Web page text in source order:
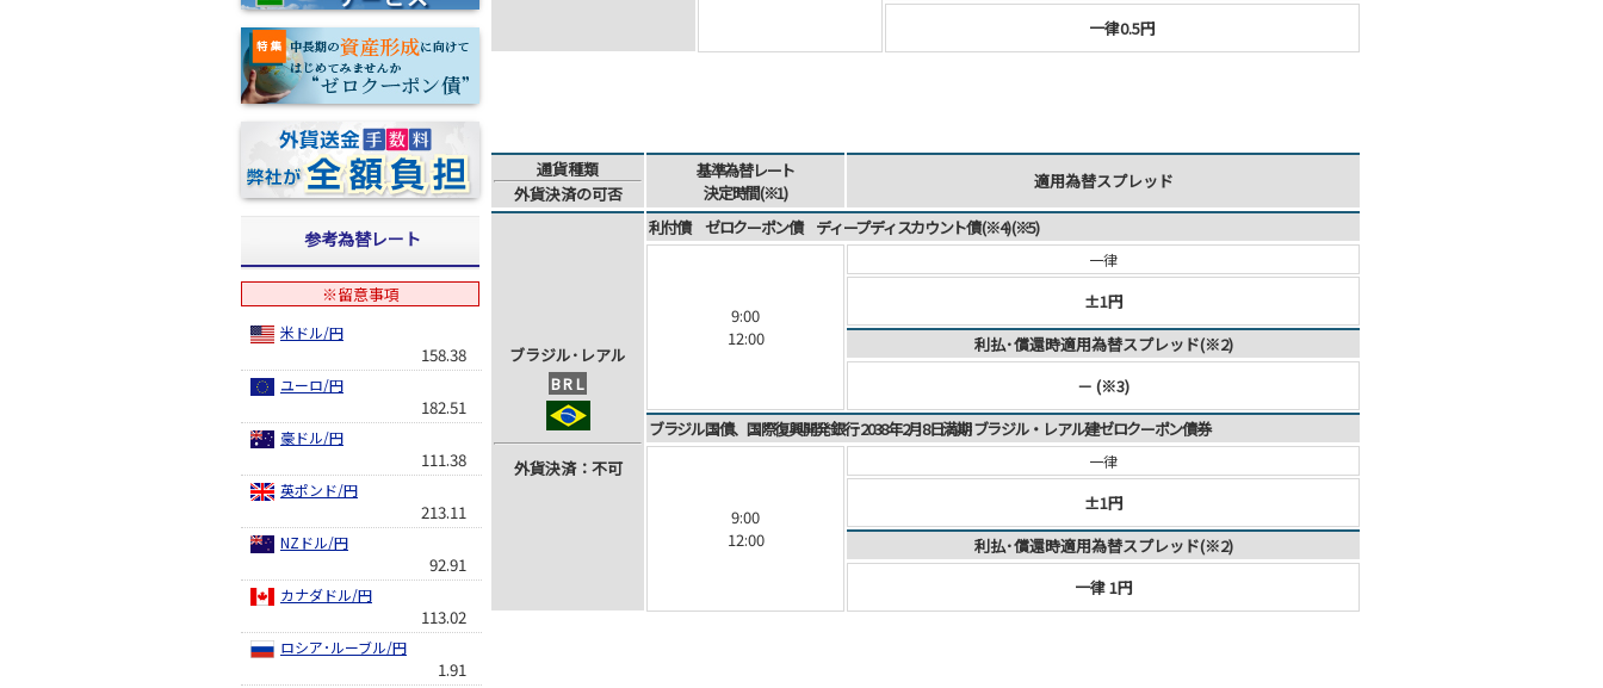
一律0.5円
通貨種類
外貨決済の可否
基準為替レート
決定時間(※1)
適用為替スプレッド
ブラジル･ レアル
BRL
外貨決済：不可
利付債 ゼロクーポン債 ディープディスカウント債 (※4) (※5)
9:00
12:00
一律
±1円
利払･償還時適用為替スプレッド(※2)
－ (※3)
ブラジル国債、国際復興開発銀行 2038年2月8日満期 ブラジル・レアル建ゼロクーポン債券
9:00
12:00
一律
±1円
利払･償還時適用為替スプレッド(※2)
一律 1円
参考為替レート
※留意事項
米ドル/円
158.38
ユーロ/円
182.51
豪ドル/円
111.38
英ポンド/円
213.11
NZドル/円
92.91
カナダドル/円
113.02
ロシア･ルーブル/円
1.91